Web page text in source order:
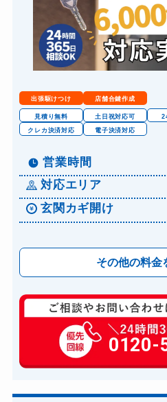
スーツケースカギ作成
金庫カギ開け
金庫カギ修理
ロッカーカギ開け
ドアノブカギ開け
ドアノブカギ作成
ドアノブカギ交換
出張駆けつけ 店舗合鍵作成
見積り無料 土日祝対応可
クレカ決済対応
電子決済対応
営業時間
対応エリア
玄関カギ開け
その他の料金
玄関カギ開け
玄関カギ修理
玄関カギ作成
0120-